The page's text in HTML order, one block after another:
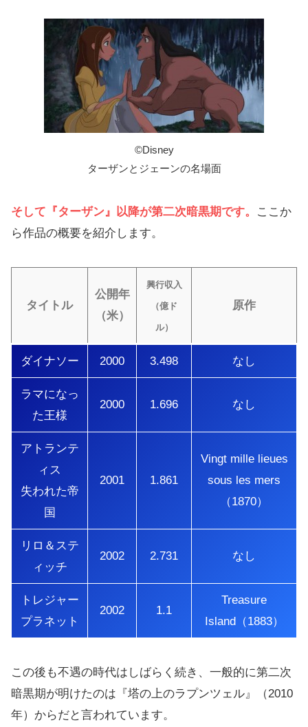
©️Disney
ターザンとジェーンの名場面
そして『ターザン』以降が第二次暗黒期です。
ここか
ら作品の概要を紹介します。
タイトル
公開年
（米）
興行収入
（億ド
ル）
原作
ダイナソー 2000 3.498 なし
ラマになっ
た王様
2000 1.696 なし
アトランテ
ィス
失われた帝
国
2001 1.861
Vingt mille lieues
sous les mers
（1870）
リロ＆ステ
ィッチ
2002 2.731 なし
トレジャー
プラネット
2002 1.1
Treasure
Island（1883）
この後も不遇の時代はしばらく続き、一般的に第二次
暗黒期が明けたのは『塔の上のラプンツェル』（2010
年）からだと言われています。